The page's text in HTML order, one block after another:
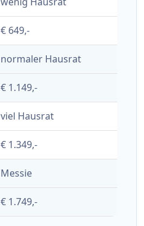
€ 649,-
normaler Hausrat
€ 1.149,-
viel Hausrat
€ 1.349,-
Messie
€ 1.749,-